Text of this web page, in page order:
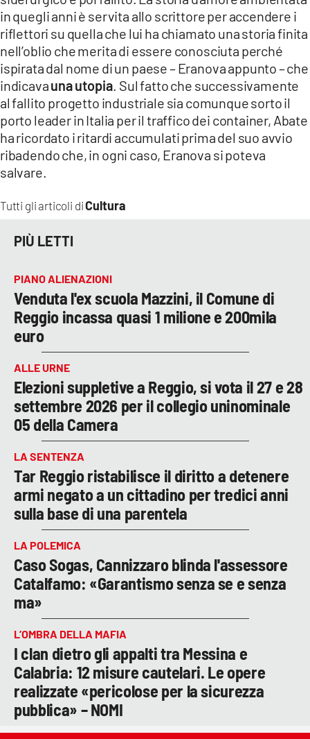
Tutti gli articoli diCultura
in quegli anni è servita allo scrittore per accendere i
riflettori su quella che lui ha chiamato una storia finita
nell’oblio che merita di essere conosciuta perché
ispirata dal nome di un paese – Eranova appunto – che
indicavauna utopia . Sul fatto che successivamente
al fallito progetto industriale sia comunque sorto il
porto leader in Italia per il traffico dei container, Abate
ha ricordato i ritardi accumulati prima del suo avvio
ribadendo che, in ogni caso, Eranova si poteva
salvare.
PIÙ LETTI
PIANO ALIENAZIONI
Venduta l'ex scuola Mazzini, il Comune di
Reggio incassa quasi 1 milione e 200mila
euro
ALLE URNE
Elezioni suppletive a Reggio, si vota il 27 e 28
settembre 2026 per il collegio uninominale
05 della Camera
LA SENTENZA
Tar Reggio ristabilisce il diritto a detenere
armi negato a un cittadino per tredici anni
sulla base di una parentela
LA POLEMICA
Caso Sogas, Cannizzaro blinda l'assessore
Catalfamo: «Garantismo senza se e senza
ma»
L’OMBRA DELLA MAFIA
I clan dietro gli appalti tra Messina e
Calabria: 12 misure cautelari. Le opere
realizzate «pericolose per la sicurezza
pubblica» – NOMI